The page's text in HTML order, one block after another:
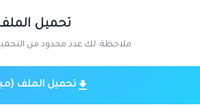
تحميل
ملاحظة: لك عدد محدود من التحميلات
تحميل الملف